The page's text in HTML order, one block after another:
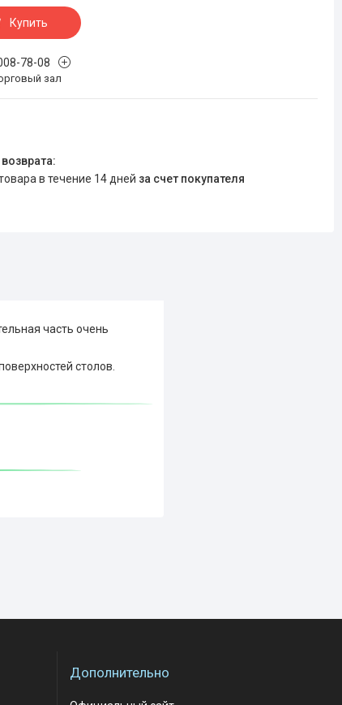
Купить
78-08
зал
товара в течение 14 дней за счет покупателя
часть очень
столов.
Дополнительно